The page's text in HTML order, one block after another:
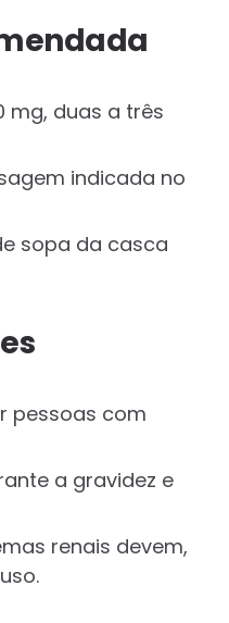
mg, duas a três
indicada no
sopa da casca
pessoas com
a gravidez e
renais devem,